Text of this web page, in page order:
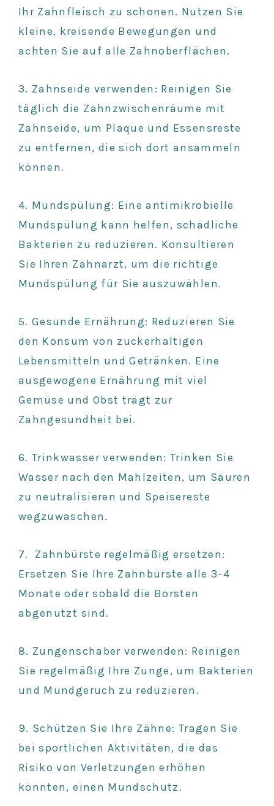
Ihr Zahnfleisch zu schonen. Nutzen Sie
kleine, kreisende Bewegungen und
achten Sie auf alle Zahnoberflächen.
3. Zahnseide verwenden: Reinigen Sie
täglich die Zahnzwischenräume mit
Zahnseide, um Plaque und Essensreste
zu entfernen, die sich dort ansammeln
können.
4. Mundspülung: Eine antimikrobielle
Mundspülung kann helfen, schädliche
Bakterien zu reduzieren. Konsultieren
Sie Ihren Zahnarzt, um die richtige
Mundspülung für Sie auszuwählen.
5. Gesunde Ernährung: Reduzieren Sie
den Konsum von zuckerhaltigen
Lebensmitteln und Getränken. Eine
ausgewogene Ernährung mit viel
Gemüse und Obst trägt zur
Zahngesundheit bei.
6. Trinkwasser verwenden: Trinken Sie
Wasser nach den Mahlzeiten, um Säuren
zu neutralisieren und Speisereste
wegzuwaschen.
7. Zahnbürste regelmäßig ersetzen:
Ersetzen Sie Ihre Zahnbürste alle 3-4
Monate oder sobald die Borsten
abgenutzt sind.
8. Zungenschaber verwenden: Reinigen
Sie regelmäßig Ihre Zunge, um Bakterien
und Mundgeruch zu reduzieren.
9. Schützen Sie Ihre Zähne: Tragen Sie
bei sportlichen Aktivitäten, die das
Risiko von Verletzungen erhöhen
könnten, einen Mundschutz.